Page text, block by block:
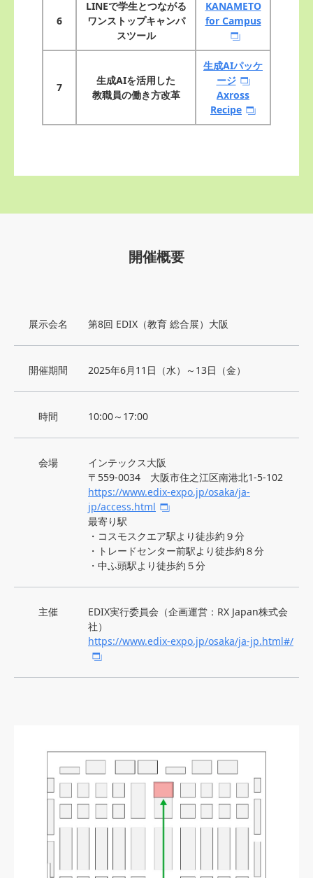
6
LINEで学生とつながる
ワンストップキャンパ
スツール
KANAMETO
for Campus
7
生成AIを活用した
教職員の働き方改革
生成AIパッケ
ージ
Axross
Recipe
開催概要
展示会名 第8回 EDIX（教育 総合展）大阪
開催期間 2025年6月11日（水）～13日（金）
時間 10:00～17:00
会場
インテックス大阪
〒559-0034 大阪市住之江区南港北1-5-102
https://www.edix-expo.jp/osaka/ja-
jp/access.html
最寄り駅
・コスモスクエア駅より徒歩約９分
・トレードセンター前駅より徒歩約８分
・中ふ頭駅より徒歩約５分
主催
EDIX実行委員会（企画運営：RX Japan株式会
社）
https://www.edix-expo.jp/osaka/ja-jp.html#/